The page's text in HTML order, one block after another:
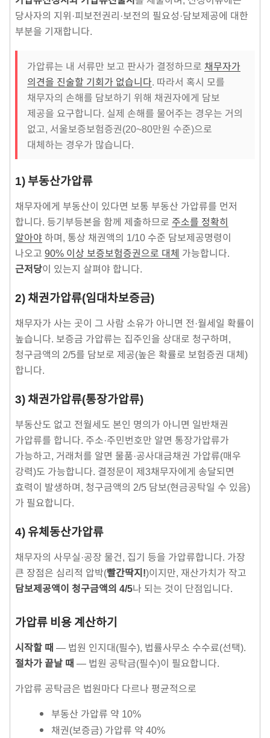
당사자의 지위·피보전권리·보전의 필요성·담보제공에 대한
부분을 기재합니다.
가압류는 내 서류만 보고 판사가 결정하므로 채무자가
의견을 진술할 기회가 없습니다. 따라서 혹시 모를
채무자의 손해를 담보하기 위해 채권자에게 담보
제공을 요구합니다. 실제 손해를 물어주는 경우는 거의
없고, 서울보증보험증권(20~80만원 수준)으로
대체하는 경우가 많습니다.
1) 부동산가압류
채무자에게 부동산이 있다면 보통 부동산 가압류를 먼저
합니다. 등기부등본을 함께 제출하므로 주소를 정확히
알아야하며, 통상 채권액의 1/10 수준 담보제공명령이
나오고 90% 이상 보증보험증권으로 대체 가능합니다.
근저당이 있는지 살펴야 합니다.
2) 채권가압류(임대차보증금)
채무자가 사는 곳이 그 사람 소유가 아니면 전·월세일 확률이
높습니다. 보증금 가압류는 집주인을 상대로 청구하며,
청구금액의 2/5를 담보로 제공(높은 확률로 보험증권 대체)
합니다.
3) 채권가압류(통장가압류)
부동산도 없고 전월세도 본인 명의가 아니면 일반채권
가압류를 합니다. 주소·주민번호만 알면 통장가압류가
가능하고, 거래처를 알면 물품·공사대금채권 가압류(매우
강력)도 가능합니다. 결정문이 제3채무자에게 송달되면
효력이 발생하며, 청구금액의 2/5 담보(현금공탁일 수 있음)
가 필요합니다.
4) 유체동산가압류
채무자의 사무실·공장 물건, 집기 등을 가압류합니다. 가장
큰 장점은 심리적 압박(빨간딱지!)이지만, 재산가치가 작고
담보제공액이 청구금액의 4/5나 되는 것이 단점입니다.
가압류 비용 계산하기
시작할 때 — 법원 인지대(필수), 법률사무소 수수료(선택).
절차가 끝날 때 — 법원 공탁금(필수)이 필요합니다.
가압류 공탁금은 법원마다 다르나 평균적으로
부동산 가압류 약 10%
채권(보증금) 가압류 약 40%